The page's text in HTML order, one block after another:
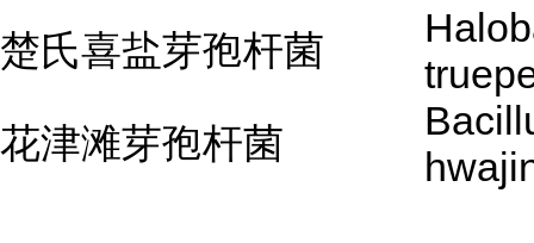
楚氏喜盐芽孢杆菌
花津滩芽孢杆菌